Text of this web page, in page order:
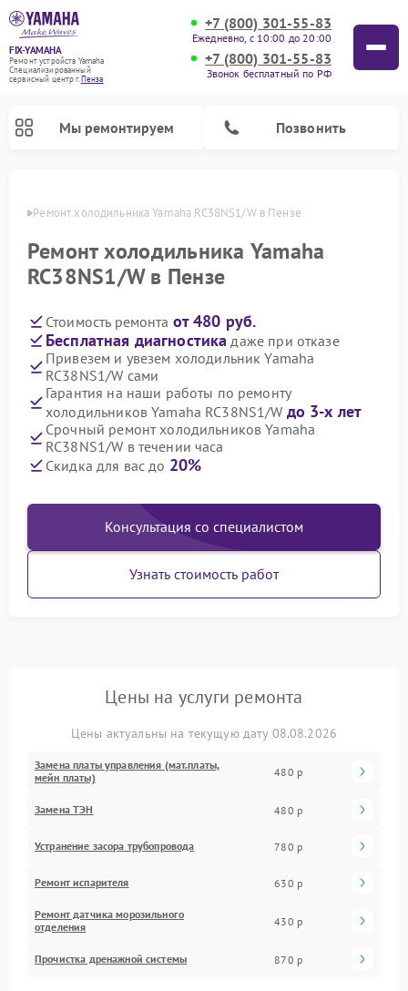
FIX-YAMAHA
Ремонт устройств Yamaha
Специализированный
cервисный центр г.Пенза
+7 (800) 301-55-83
Ежедневно, с 10:00 до 20:00
+7 (800) 301-55-83
Звонок бесплатный по РФ
Мы ремонтируем Позвонить
Ремонт холодильника Yamaha RC38NS1/W в Пензе
Ремонт холодильника Yamaha
RC38NS1/W в Пензе
Стоимость ремонта от 480 руб.
Бесплатная диагностика даже при отказе
Привезем и увезем холодильник Yamaha
RC38NS1/W сами
Гарантия на наши работы по ремонту
холодильников Yamaha RC38NS1/W до 3-х лет
Срочный ремонт холодильников Yamaha
RC38NS1/W в течении часа
Скидка для вас до 20%
Консультация со специалистом
Узнать стоимость работ
Цены на услуги ремонта
Цены актуальны на текущую дату 08.08.2026
Замена платы управления (мат.платы,
мейн платы)
480 р
Замена ТЭН 480 р
Устранение засора трубопровода 780 р
Ремонт испарителя 630 р
Ремонт датчика морозильного
отделения
430 р
Прочистка дренажной системы 870 р